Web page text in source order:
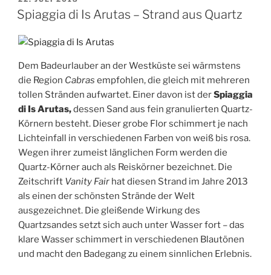
Teulada
Bernardu“
AM
Spiaggia di Is Arutas – Strand aus Quartz
Dem Badeurlauber an der Westküste sei wärmstens
die Region Cabras empfohlen, die gleich mit mehreren
tollen Stränden aufwartet. Einer davon ist derSpiaggia
di Is Arutas,dessen Sand aus fein granulierten Quartz-
Körnern besteht. Dieser grobe Flor schimmert je nach
Lichteinfall in verschiedenen Farben von weiß bis rosa.
Wegen ihrer zumeist länglichen Form werden die
Quartz-Körner auch als Reiskörner bezeichnet. Die
Zeitschrift Vanity Fair hat diesen Strand im Jahre 2013
als einen der schönsten Strände der Welt
ausgezeichnet. Die gleißende Wirkung des
Quartzsandes setzt sich auch unter Wasser fort – das
klare Wasser schimmert in verschiedenen Blautönen
und macht den Badegang zu einem sinnlichen Erlebnis.